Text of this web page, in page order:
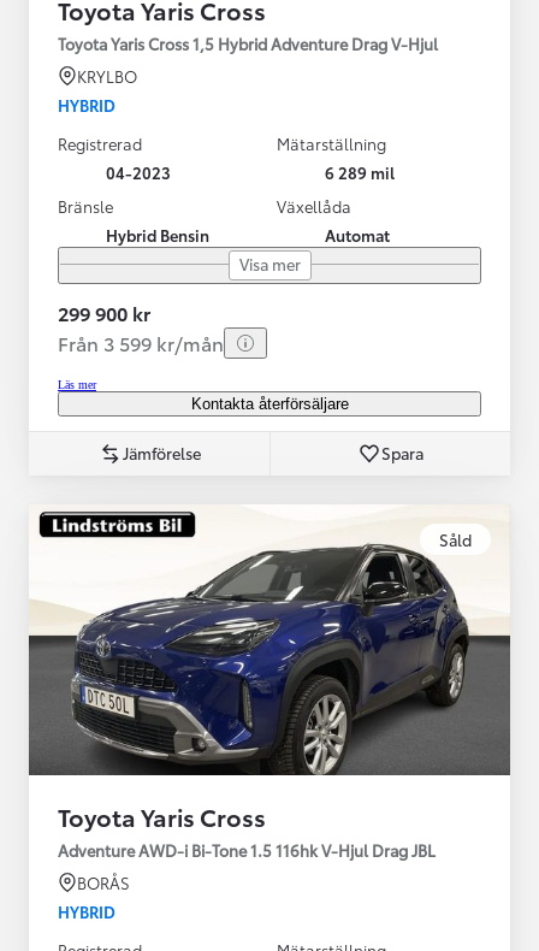
Toyota Yaris Cross
Toyota Yaris Cross 1,5 Hybrid Adventure Drag V-Hjul
KRYLBO
HYBRID
Registrerad
04-2023
Mätarställning
6 289 mil
Bränsle
Hybrid Bensin
Växellåda
Automat
Visa mer
299 900 kr
Från 3 599 kr/mån
Läs mer
Kontakta återförsäljare
Jämförelse Spara
Såld
Toyota Yaris Cross
Adventure AWD-i Bi-Tone 1.5 116hk V-Hjul Drag JBL
BORÅS
HYBRID